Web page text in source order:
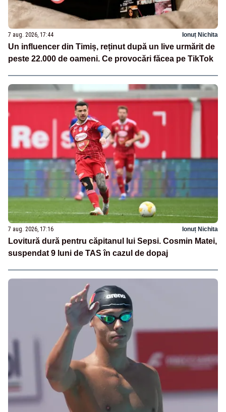
7 aug. 2026, 17:44 Ionuț Nichita
Un influencer din Timiș, reținut după un live urmărit de
peste 22.000 de oameni. Ce provocări făcea pe TikTok
7 aug. 2026, 17:16 Ionuț Nichita
Lovitură dură pentru căpitanul lui Sepsi. Cosmin Matei,
suspendat 9 luni de TAS în cazul de dopaj